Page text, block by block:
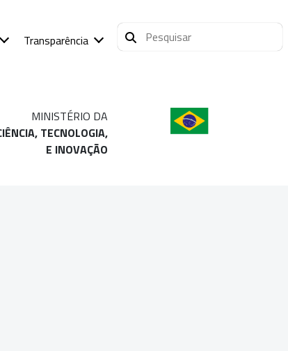
Transparência
MINISTÉRIO DA
TECNOLOGIA,
E INOVAÇÃO